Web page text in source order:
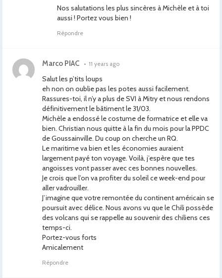
Nos salutations les plus sincères à Michèle et à toi
aussi ! Portez vous bien !
Répondre
Marco PIAC • 11 years ago
Salut les p’tits loups
eh non on oublie pas les potes aussi facilement.
Rassures-toi, il n’y a plus de SVI à Mitry et nous rendons
définitivement le bâtiment le 31/03.
Michèle a endossé le costume de formatrice et elle va
bien. Christian nous quitte à la fin du mois pour la PPDC
de Goussainville. Du coup on cherche un RQ.
Le maritime va bien et les économies auraient
largement payé ton voyage. Voilà, j’espère que tes
angoisses vont passer avec ces bonnes nouvelles.
Je crois que l’on va profiter du soleil ce week-end pour
aller vadrouiller.
J’imagine que votre remontée du continent américain se
poursuit avec délice. Nous avons vu que le Chili possède
des volcans qui se rappelle au souvenir des chiliens ces
temps-ci.
Portez-vous forts
Amicalement
Répondre